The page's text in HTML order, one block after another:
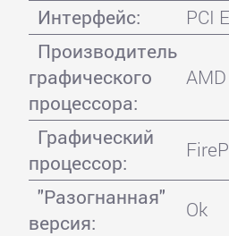
Интерфейс:
PCI
Производитель
графического
процессора:
AMD
Графический
процессор:
"Разогнанная"
версия:
Ok